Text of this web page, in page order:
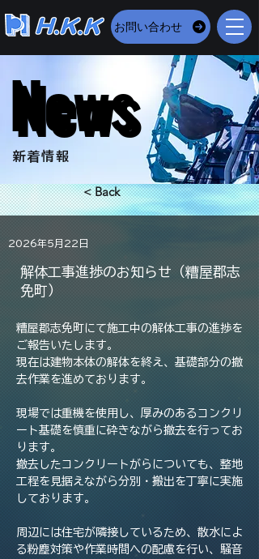
お問い合わせ
News
News
​新着情報
< Back
2026年5月22日
解体工事進捗のお知らせ（糟屋郡志
免町）
糟屋郡志免町にて施工中の解体工事の進捗を
ご報告いたします。
現在は建物本体の解体を終え、基礎部分の撤
去作業を進めております。
現場では重機を使用し、厚みのあるコンクリ
ート基礎を慎重に砕きながら撤去を行ってお
ります。
撤去したコンクリートがらについても、整地
工程を見据えながら分別・搬出を丁寧に実施
しております。
周辺には住宅が隣接しているため、散水によ
る粉塵対策や作業時間への配慮を行い、騒音